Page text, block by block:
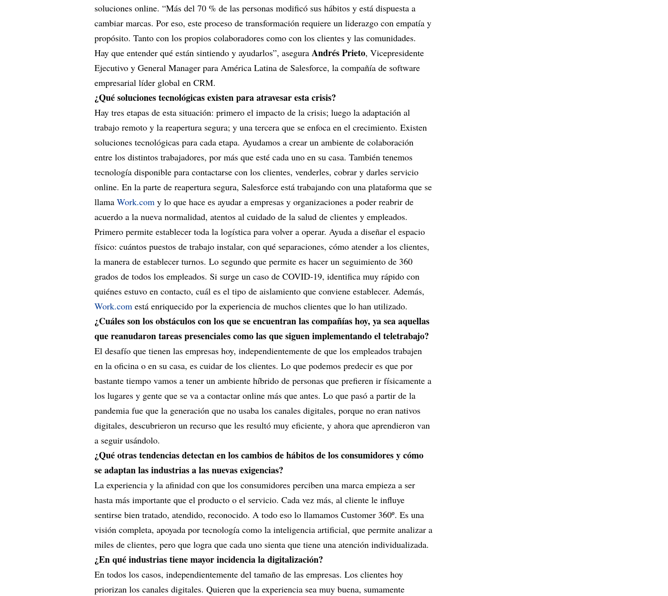
soluciones online. “Más del 70 % de las personas modificó sus hábitos y está dispuesta a
cambiar marcas. Por eso, este proceso de transformación requiere un liderazgo con empatía y
propósito. Tanto con los propios colaboradores como con los clientes y las comunidades.
Hay que entender qué están sintiendo y ayudarlos”, asegura Andrés Prieto, Vicepresidente
Ejecutivo y General Manager para América Latina de Salesforce, la compañía de software
empresarial líder global en CRM.
¿Qué soluciones tecnológicas existen para atravesar esta crisis?
Hay tres etapas de esta situación: primero el impacto de la crisis; luego la adaptación al
trabajo remoto y la reapertura segura; y una tercera que se enfoca en el crecimiento. Existen
soluciones tecnológicas para cada etapa. Ayudamos a crear un ambiente de colaboración
entre los distintos trabajadores, por más que esté cada uno en su casa. También tenemos
tecnología disponible para contactarse con los clientes, venderles, cobrar y darles servicio
online. En la parte de reapertura segura, Salesforce está trabajando con una plataforma que se
llama Work.com y lo que hace es ayudar a empresas y organizaciones a poder reabrir de
acuerdo a la nueva normalidad, atentos al cuidado de la salud de clientes y empleados.
Primero permite establecer toda la logística para volver a operar. Ayuda a diseñar el espacio
físico: cuántos puestos de trabajo instalar, con qué separaciones, cómo atender a los clientes,
la manera de establecer turnos. Lo segundo que permite es hacer un seguimiento de 360
grados de todos los empleados. Si surge un caso de COVID-19, identifica muy rápido con
quiénes estuvo en contacto, cuál es el tipo de aislamiento que conviene establecer. Además,
Work.com está enriquecido por la experiencia de muchos clientes que lo han utilizado.
¿Cuáles son los obstáculos con los que se encuentran las compañías hoy, ya sea aquellas
que reanudaron tareas presenciales como las que siguen implementando el teletrabajo?
El desafío que tienen las empresas hoy, independientemente de que los empleados trabajen
en la oficina o en su casa, es cuidar de los clientes. Lo que podemos predecir es que por
bastante tiempo vamos a tener un ambiente híbrido de personas que prefieren ir físicamente a
los lugares y gente que se va a contactar online más que antes. Lo que pasó a partir de la
pandemia fue que la generación que no usaba los canales digitales, porque no eran nativos
digitales, descubrieron un recurso que les resultó muy eficiente, y ahora que aprendieron van
a seguir usándolo.
¿Qué otras tendencias detectan en los cambios de hábitos de los consumidores y cómo
se adaptan las industrias a las nuevas exigencias?
La experiencia y la afinidad con que los consumidores perciben una marca empieza a ser
hasta más importante que el producto o el servicio. Cada vez más, al cliente le influye
sentirse bien tratado, atendido, reconocido. A todo eso lo llamamos Customer 360º. Es una
visión completa, apoyada por tecnología como la inteligencia artificial, que permite analizar a
miles de clientes, pero que logra que cada uno sienta que tiene una atención individualizada.
¿En qué industrias tiene mayor incidencia la digitalización?
En todos los casos, independientemente del tamaño de las empresas. Los clientes hoy
priorizan los canales digitales. Quieren que la experiencia sea muy buena, sumamente